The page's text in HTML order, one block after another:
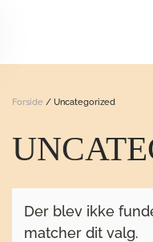
Forside / Uncategorized
Der blev ikke
matcher dit valg.